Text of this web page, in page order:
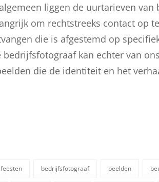
liggen de uurtarieven
om rechtstreeks contact op
die is afgestemd op
kan echter van
die de identiteit en het
bedrijfsfotograaf beelden